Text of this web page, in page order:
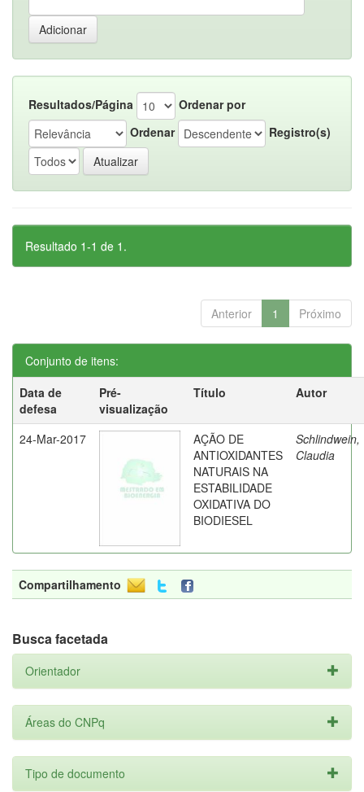
Resultados/Página
Ordenar por
Ordenar
Registro(s)
Resultado 1-1 de 1.
Anterior 1 Próximo
Conjunto de itens:
Data de
defesa
Pré-
visualização
Título Autor
24-Mar-2017
AÇÃO DE
ANTIOXIDANTES
NATURAIS NA
ESTABILIDADE
OXIDATIVA DO
BIODIESEL
Schlindwein,
Claudia
Compartilhamento
Busca facetada
Orientador
Áreas do CNPq
Tipo de documento